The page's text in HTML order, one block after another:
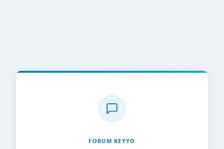
FORUM KEYYO